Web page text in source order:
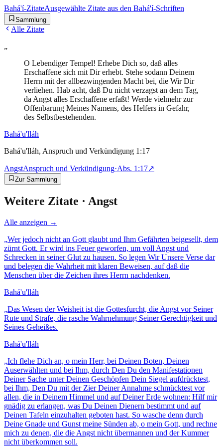
Bahá'í-ZitateAusgewählte Zitate aus den Bahá'í-Schriften
Sammlung
Alle Zitate
„
O Lebendiger Tempel! Erhebe Dich so, daß alles
Erschaffene sich mit Dir erhebt. Stehe sodann Deinem
Herrn mit der allbezwingenden Macht bei, die Wir Dir
verliehen. Hab acht, daß Du nicht verzagst an dem Tag,
da Angst alles Erschaffene erfaßt! Werde vielmehr zur
Offenbarung Meines Namens, des Helfers in Gefahr,
des Selbstbestehenden.
Bahá'u'lláh
Bahá'u'lláh, Anspruch und Verkündigung 1:17
AngstAnspruch und Verkündigung·Abs. 1:17↗
Zur Sammlung
Weitere Zitate · Angst
Alle anzeigen →
„Wer jedoch nicht an Gott glaubt und Ihm Gefährten beigesellt, dem
zürnt Gott. Er wird ins Feuer geworfen, um voll Angst und
Schrecken in seiner Glut zu hausen. So legen Wir Unsere Verse dar
und belegen die Wahrheit mit klaren Beweisen, auf daß die
Menschen über die Zeichen ihres Herrn nachdenken.
Bahá'u'lláh
„Das Wesen der Weisheit ist die Gottesfurcht, die Angst vor Seiner
Rute und Strafe, die rasche Wahrnehmung Seiner Gerechtigkeit und
Seines Geheißes.
Bahá'u'lláh
„Ich flehe Dich an, o mein Herr, bei Deinen Boten, Deinen
Auserwählten und bei Ihm, durch Den Du den Manifestationen
Deiner Sache unter Deinen Geschöpfen Dein Siegel aufdrücktest,
bei Ihm, Den Du mit der Zier Deiner Annahme schmücktest vor
allen, die in Deinem Himmel und auf Deiner Erde wohnen: Hilf mir
gnädig zu erlangen, was Du Deinen Dienern bestimmt und auf
Deinen Tafeln einzuhalten geboten hast. So wasche denn durch
Deine Gnade und Gunst meine Sünden ab, o mein Gott, und rechne
mich zu denen, die die Angst nicht übermannen und der Kummer
nicht überkommen soll.